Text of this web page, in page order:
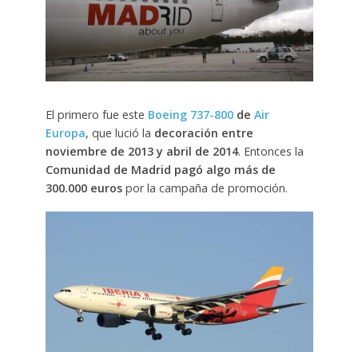
El primero fue este Boeing 737-800de Air
Europa, que lució la decoración entre
noviembre de 2013 y abril de 2014. Entonces la
Comunidad de Madrid pagó algo más de
300.000 eurospor la campaña de promoción.